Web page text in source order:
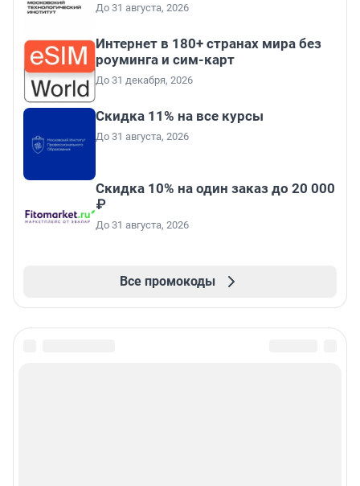
До 31 августа, 2026
Интернет в 180+ странах мира без
роуминга и сим-карт
До 31 декабря, 2026
Скидка 11% на все курсы
До 31 августа, 2026
Скидка 10% на один заказ до 20 000
₽
До 31 августа, 2026
Все промокоды